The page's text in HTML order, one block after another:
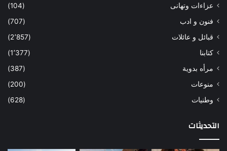
عزاءات وتهانى
(104)
فنون و ادب
(707)
قبائل و عائلات
(2٬857)
كتابنا
(1٬377)
مرأه بدوية
(387)
منوعات
(200)
وطنيات
(628)
التحديثات